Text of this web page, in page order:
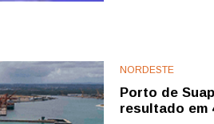
NORDESTE
Porto de
resultado em